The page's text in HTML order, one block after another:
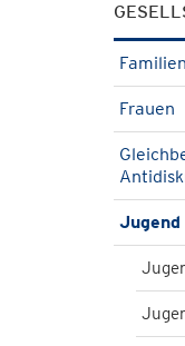
Familien
Frauen
Jugend